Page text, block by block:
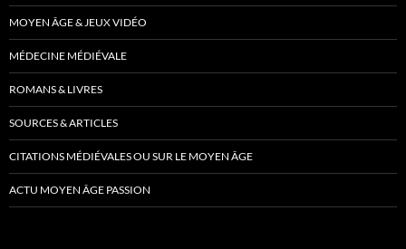
MOYEN ÂGE & JEUX VIDÉO
MÉDECINE MÉDIÉVALE
ROMANS & LIVRES
SOURCES & ARTICLES
CITATIONS MÉDIÉVALES OU SUR LE MOYEN ÂGE
ACTU MOYEN ÂGE PASSION